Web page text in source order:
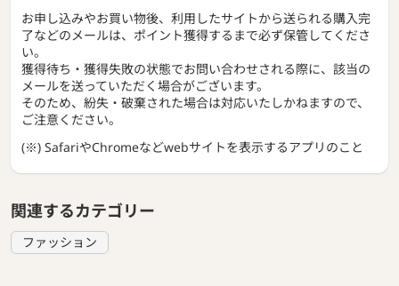
お申し込みやお買い物後、利用したサイトから送られる購入完
了などのメールは、ポイント獲得するまで必ず保管してくださ
い。
獲得待ち・獲得失敗の状態でお問い合わせされる際に、該当の
メールを送っていただく場合がございます。
そのため、紛失・破棄された場合は対応いたしかねますので、
ご注意ください。
(※) SafariやChromeなどwebサイトを表示するアプリのこと
関連するカテゴリー
ファッション